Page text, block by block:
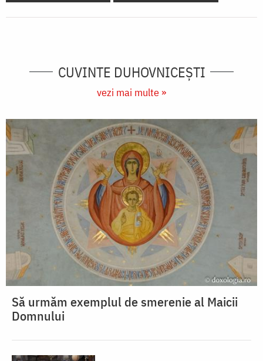
CUVINTE DUHOVNICEȘTI
vezi mai multe »
Să urmăm exemplul de smerenie al Maicii
Domnului